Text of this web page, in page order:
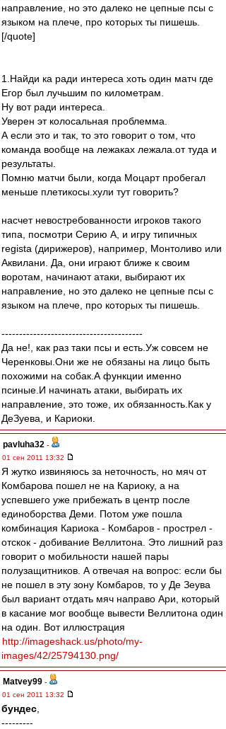
направление, но это далеко не цепные псы с
языком на плече, про которых ты пишешь.
[/quote]
1.Найди ка ради интереса хоть один матч где
Егор был лучьшим по километрам.
Ну вот ради интереса.
Уверен эт колосальная проблемма.
А если это и так, то это говорит о том, что
команда вообще на лежаках лежала.от туда и
результаты.
Помню матчи были, когда Моцарт пробегал
меньше плетикосы.хули тут говорить?
насчет невостребованности игроков такого
типа, посмотри Серию А, и игру типичных
regista (дирижеров), например, Монтоливо или
Аквилани. Да, они играют ближе к своим
воротам, начинают атаки, выбирают их
направление, но это далеко не цепные псы с
языком на плече, про которых ты пишешь.
----------------------------------------
Да не!, как раз таки псы и есть.Уж совсем не
Черенковы.Они же не обязаны на лицо быть
похожими на собак.А функции именно
псиные.И начинать атаки, выбирать их
направление, это тоже, их обязанность.Как у
ДеЗуева, и Кариоки.
pavluha32 -
01 сен 2011 13:32
Я жутко извиняюсь за неточность, но мяч от
Комбарова пошел не на Кариоку, а на
успевшего уже прибежать в центр после
единоборства Деми. Потом уже пошла
комбинация Кариока - Комбаров - прострел -
отскок - добивание Веллитона. Это лишний раз
говорит о мобильности нашей пары
полузащитников. А отвечая на вопрос: если бы
не пошел в эту зону Комбаров, то у Де Зеува
был вариант отдать мяч направо Ари, который
в касание мог вообще вывести Веллитона один
на один. Вот иллюстрация
http://imageshack.us/photo/my-
images/42/25794130.png/
Matvey99 -
01 сен 2011 13:32
бундес
---------